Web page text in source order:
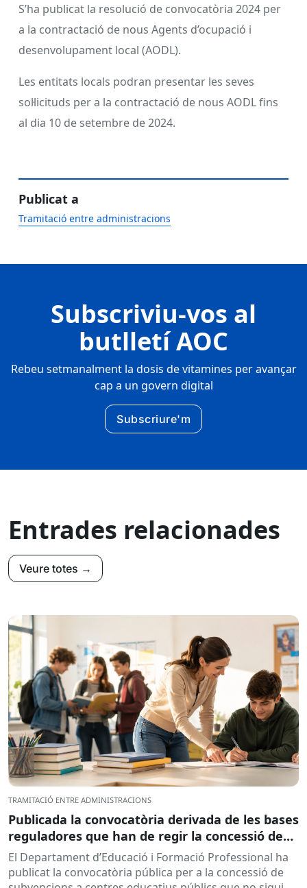
S’ha publicat la resolució de convocatòria 2024 per
a la contractació de nous Agents d’ocupació i
desenvolupament local (AODL).
Les entitats locals podran presentar les seves
sol·licituds per a la contractació de nous AODL fins
al dia 10 de setembre de 2024.
Publicat a
Tramitació entre administracions
Subscriviu-vos al
butlletí AOC
Rebeu setmanalment la dosis de vitamines per avançar
cap a un govern digital
Subscriure'm
Entrades relacionades
Veure totes →
TRAMITACIÓ ENTRE ADMINISTRACIONS
Publicada la convocatòria derivada de les bases
reguladores que han de regir la concessió de
subvencions a centres educatius, per al
desenvolupament de programes de formació i
El Departament d’Educació i Formació Professional ha
publicat la convocatòria pública per a la concessió de